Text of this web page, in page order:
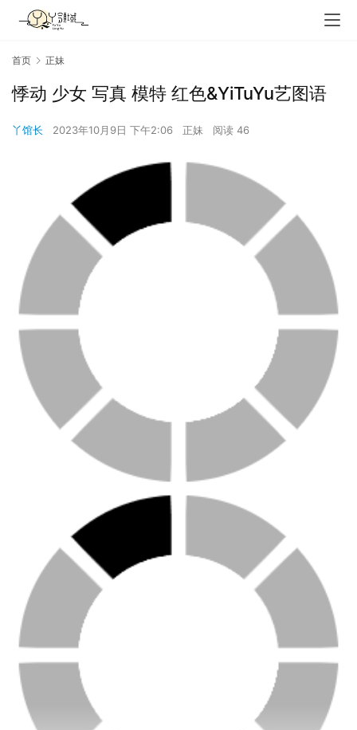
首页 正妹
悸动 少女 写真 模特 红色&YiTuYu艺图语
丫馆长 2023年10月9日 下午2:06 正妹 阅读 46